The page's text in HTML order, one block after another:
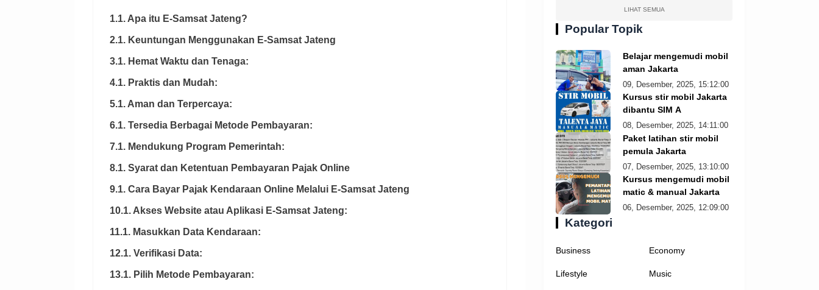
1.1. Apa itu E-Samsat Jateng?
2.1. Keuntungan Menggunakan E-Samsat Jateng
3.1. Hemat Waktu dan Tenaga:
4.1. Praktis dan Mudah:
5.1. Aman dan Terpercaya:
6.1. Tersedia Berbagai Metode Pembayaran:
7.1. Mendukung Program Pemerintah:
8.1. Syarat dan Ketentuan Pembayaran Pajak Online
9.1. Cara Bayar Pajak Kendaraan Online Melalui E-Samsat Jateng
10.1. Akses Website atau Aplikasi E-Samsat Jateng:
11.1. Masukkan Data Kendaraan:
12.1. Verifikasi Data:
13.1. Pilih Metode Pembayaran:
LIHAT SEMUA
Popular Topik
Belajar mengemudi mobil
aman Jakarta
09, Desember, 2025, 15:12:00
Kursus stir mobil Jakarta
dibantu SIM A
08, Desember, 2025, 14:11:00
Paket latihan stir mobil
pemula Jakarta
07, Desember, 2025, 13:10:00
Kursus mengemudi mobil
matic & manual Jakarta
06, Desember, 2025, 12:09:00
Kategori
Business Economy
Lifestyle Music